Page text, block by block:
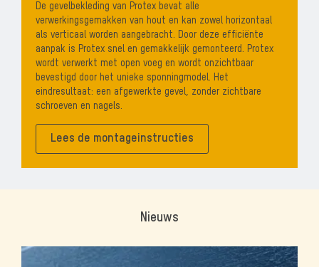
De gevelbekleding van Protex bevat alle
verwerkingsgemakken van hout en kan zowel horizontaal
als verticaal worden aangebracht.
Door deze efficiënte
aanpak is Protex snel en gemakkelijk gemonteerd. Protex
wordt verwerkt met open voeg en wordt onzichtbaar
bevestigd door het unieke sponningmodel. Het
eindresultaat: een afgewerkte gevel, zonder zichtbare
schroeven en nagels.
Lees de montageinstructies
Nieuws